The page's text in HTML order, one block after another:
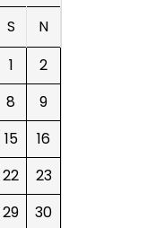
S
N
1
2
8
9
15
16
22
23
29
30